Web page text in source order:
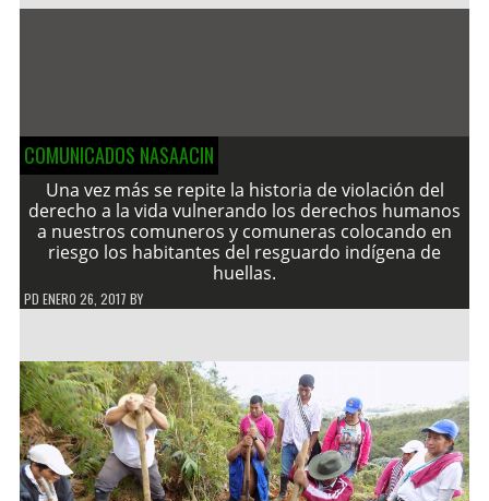
COMUNICADOS NASAACIN
Una vez más se repite la historia de violación del
derecho a la vida vulnerando los derechos humanos
a nuestros comuneros y comuneras colocando en
riesgo los habitantes del resguardo indígena de
huellas.
PD ENERO 26, 2017 BY